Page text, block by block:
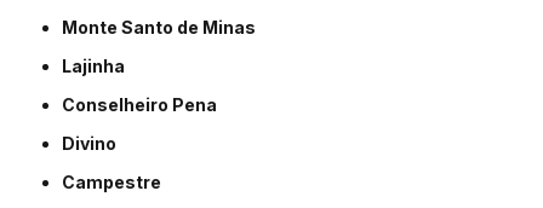
Monte Santo de Minas
Lajinha
Conselheiro Pena
Divino
Campestre